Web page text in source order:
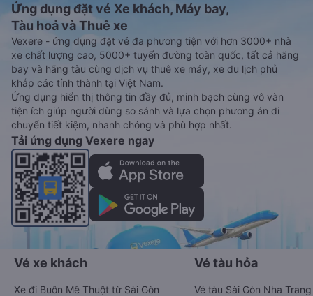
Ứng dụng đặt vé Xe khách, Máy bay,
Tàu hoả và Thuê xe
Vexere - ứng dụng đặt vé đa phương tiện với hơn 3000+ nhà
xe chất lượng cao, 5000+ tuyến đường toàn quốc, tất cả hãng
bay và hãng tàu cùng dịch vụ thuê xe máy, xe du lịch phủ
khắp các tỉnh thành tại Việt Nam.
Ứng dụng hiển thị thông tin đầy đủ, minh bạch cùng vô vàn
tiện ích giúp người dùng so sánh và lựa chọn phương án di
chuyển tiết kiệm, nhanh chóng và phù hợp nhất.
Tải ứng dụng Vexere ngay
Vé xe khách
Xe đi Buôn Mê Thuột từ Sài Gòn
Vé tàu hỏa
Vé tàu Sài Gòn Nha Trang